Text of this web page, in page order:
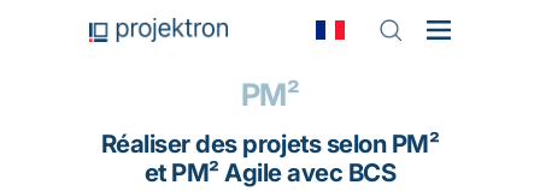
PM²
Réaliser des projets selon PM²
et PM² Agile avec BCS